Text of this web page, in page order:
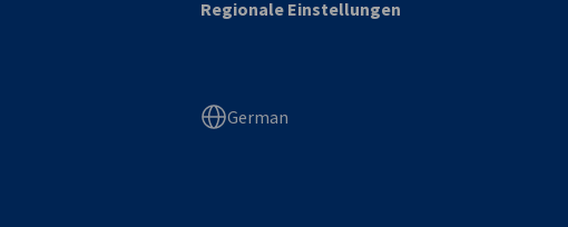
Regionale Einstellungen
German